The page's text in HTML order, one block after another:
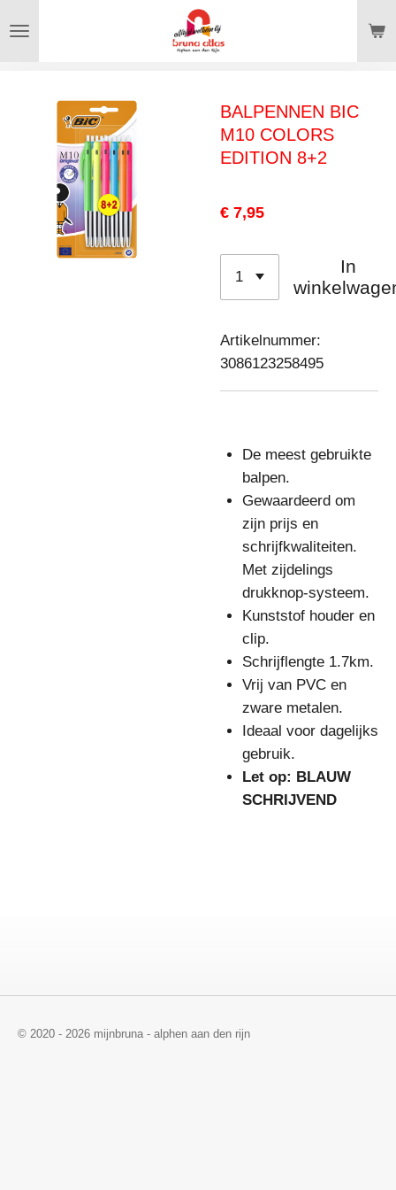
direct
hoofdinhoud
BALPENNEN BIC
M10 COLORS
EDITION 8+2
€ 7,95
In
Artikelnummer:
3086123258495
De meest gebruikte
balpen.
Gewaardeerd om
zijn prijs en
schrijfkwaliteiten.
Met zijdelings
drukknop-systeem.
Kunststof houder en
clip.
Schrijflengte 1.7km.
Vrij van PVC en
zware metalen.
Ideaal voor dagelijks
gebruik.
Let op: BLAUW
SCHRIJVEND
© 2020 - 2026 mijnbruna - alphen aan den rijn